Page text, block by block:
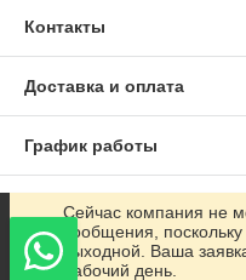
Контакты
Доставка и оплата
График работы
Полная версия сайта
Сайт создан на
Сейчас компания не
сообщения,
выходной. Ваша
рабочий день.